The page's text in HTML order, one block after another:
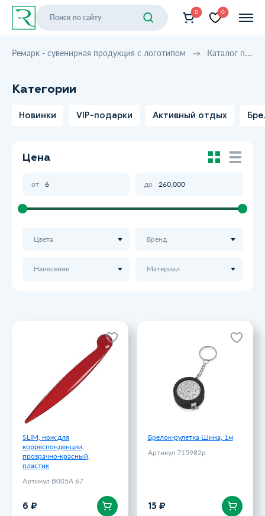
0 0
Ремарк - сувенирная продукция с логотипом Каталог продукции
Категории
Новинки VIP-подарки Активный отдых
Цена
от до
Цвета Бренд
Нанесение Материал
SLIM, нож для
корреспонденции,
прозрачно-красный,
пластик
Артикул B005A 67
6 ₽
SLIM, нож для
корреспонденции,
прозрачно-красный,
пластик
Артикул B005A 67
Брелок-рулетка Шина, 1м
Артикул 715982p
15 ₽
Брелок-рулетка Шина, 1м
Артикул 715982p